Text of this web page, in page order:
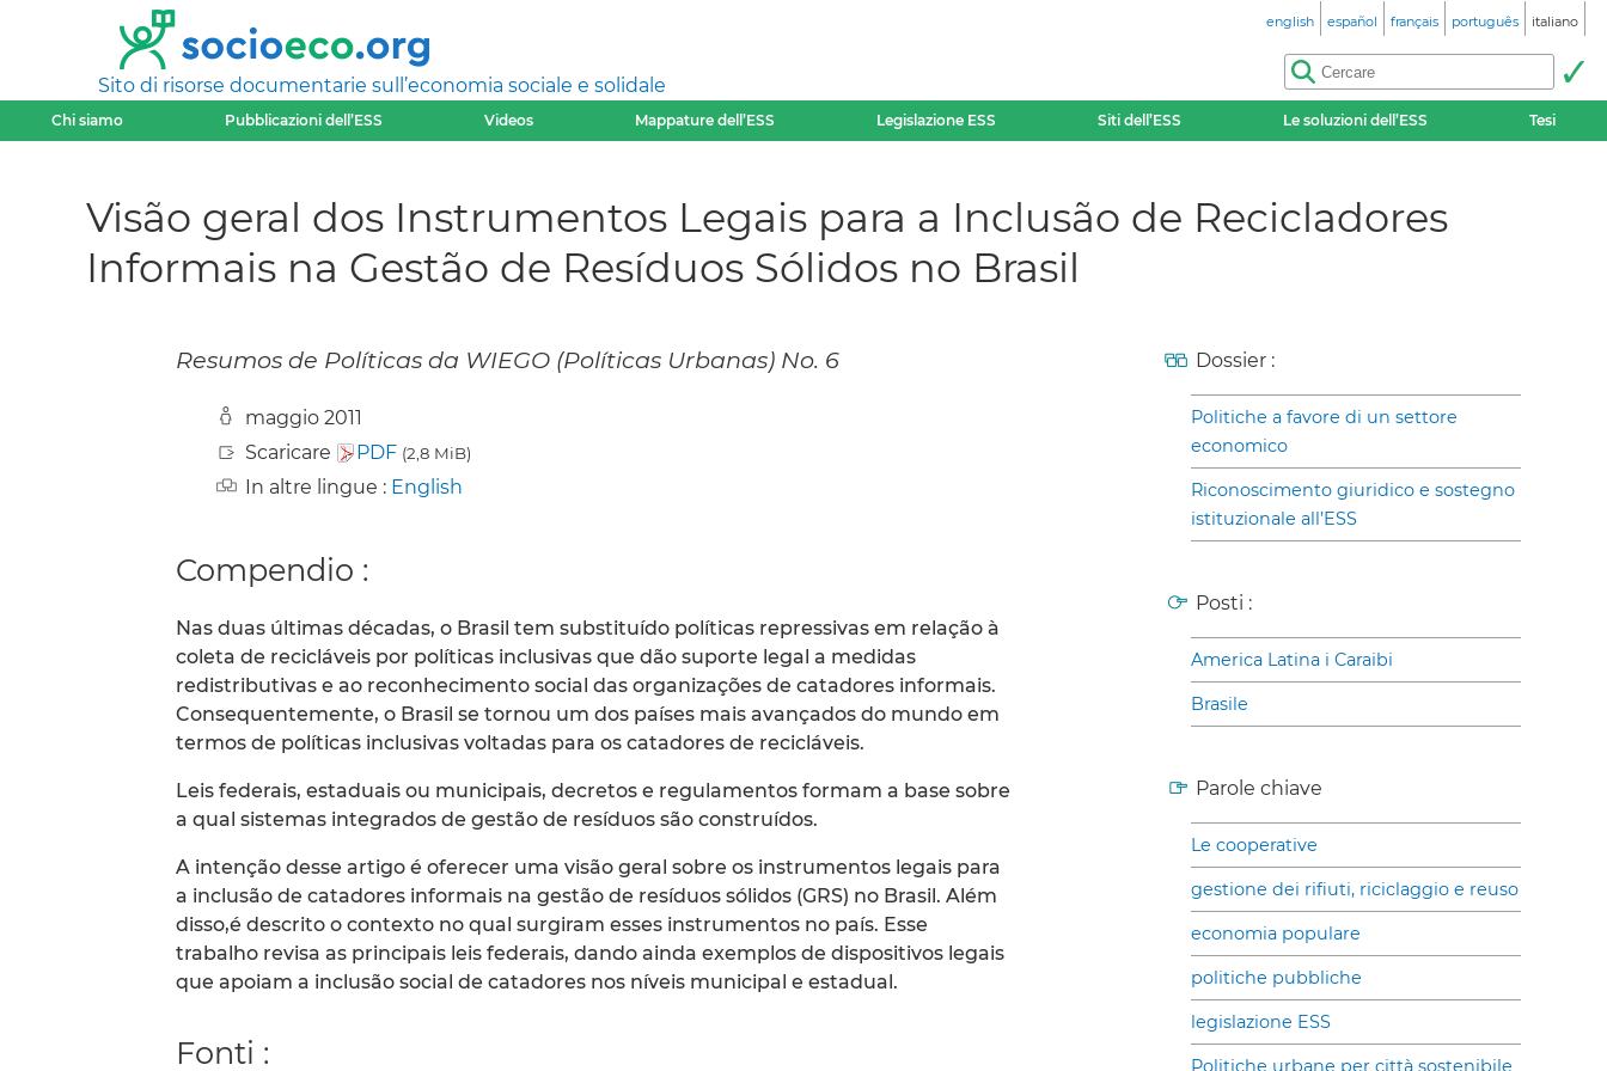
Sito di risorse documentarie sull’economia sociale e solidale
english español français português italiano
Chi siamo Pubblicazioni dell’ESS Videos Mappature dell’ESS Legislazione ESS Siti dell’ESS Le soluzioni dell’ESS Tesi
Visão geral dos Instrumentos Legais para a Inclusão de Recicladores
Informais na Gestão de Resíduos Sólidos no Brasil
Resumos de Políticas da WIEGO (Políticas Urbanas) No. 6
maggio 2011
Scaricare
PDF (2,8 MiB)
In altre lingue : English
Compendio :
Nas duas últimas décadas, o Brasil tem substituído políticas repressivas em relação à
coleta de recicláveis por políticas inclusivas que dão suporte legal a medidas
redistributivas e ao reconhecimento social das organizações de catadores informais.
Consequentemente, o Brasil se tornou um dos países mais avançados do mundo em
termos de políticas inclusivas voltadas para os catadores de recicláveis.
Leis federais, estaduais ou municipais, decretos e regulamentos formam a base sobre
a qual sistemas integrados de gestão de resíduos são construídos.
A intenção desse artigo é oferecer uma visão geral sobre os instrumentos legais para
a inclusão de catadores informais na gestão de resíduos sólidos (GRS) no Brasil. Além
disso,é descrito o contexto no qual surgiram esses instrumentos no país. Esse
trabalho revisa as principais leis federais, dando ainda exemplos de dispositivos legais
que apoiam a inclusão social de catadores nos níveis municipal e estadual.
Fonti :
Dossier :
Politiche a favore di un settore
economico
Riconoscimento giuridico e sostegno
istituzionale all’ESS
Posti :
America Latina i Caraibi
Brasile
Parole chiave
Le cooperative
gestione dei rifiuti, riciclaggio e reuso
economia populare
politiche pubbliche
legislazione ESS
Politiche urbane per città sostenibile